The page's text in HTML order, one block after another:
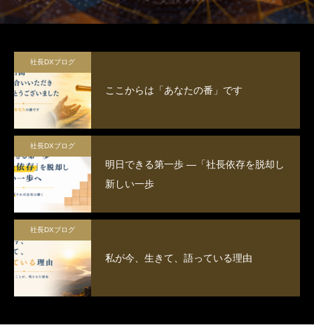
社長DXブログ
ここからは「あなたの番」です
社長DXブログ
明日できる第一歩 ―「社長依存を脱却し
新しい一歩
社長DXブログ
私が今、生きて、語っている理由